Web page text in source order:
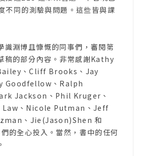
不同的測驗與問題。這些皆與課
識淵博且慷慨的同事們，審閱第
稿的部分內容。非常感謝Kathy
、Cliff Brooks、Jay
Goodfellow、Ralph
Jackson、Phil Kruger、
、Nicole Putman、Jeff
、Jie(Jason)Shen 和
的全心投入。當然，書中的任何